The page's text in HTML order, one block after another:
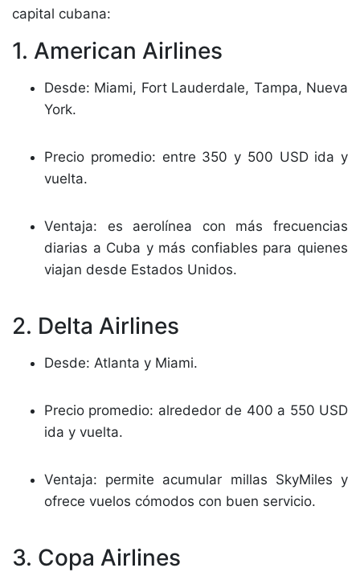
capital cubana:
1. American Airlines
Desde: Miami, Fort Lauderdale, Tampa, Nueva
York.
Precio promedio: entre 350 y 500 USD ida y
vuelta.
Ventaja: es aerolínea con más frecuencias
diarias a Cuba y más confiables para quienes
viajan desde Estados Unidos.
2. Delta Airlines
Desde: Atlanta y Miami.
Precio promedio: alrededor de 400 a 550 USD
ida y vuelta.
Ventaja: permite acumular millas SkyMiles y
ofrece vuelos cómodos con buen servicio.
3. Copa Airlines